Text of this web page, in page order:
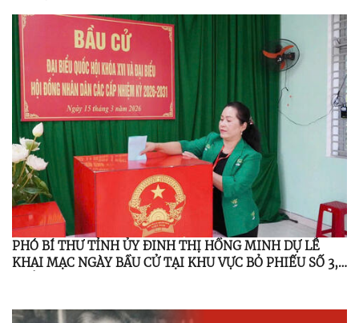
PHÓ BÍ THƯ TỈNH ỦY ĐINH THỊ HỒNG MINH DỰ LỄ
KHAI MẠC NGÀY BẦU CỬ TẠI KHU VỰC BỎ PHIẾU SỐ 3,